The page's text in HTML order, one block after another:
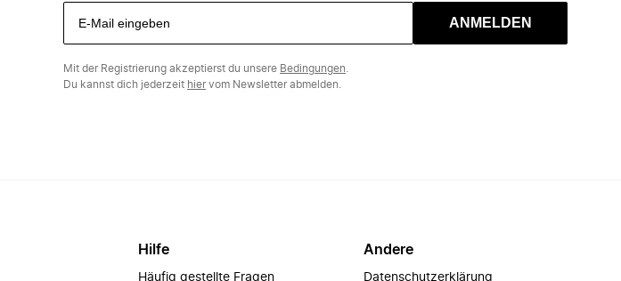
ANMELDEN
Mit der Registrierung akzeptierst du unsere Bedingungen
Du kannst dich jederzeit hiervom Newsletter abmelden.
Hilfe
Häufig gestellte Fragen
Andere
Datenschutzerklärung